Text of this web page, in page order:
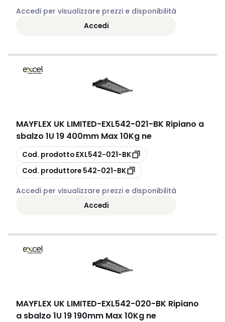
Accedi per visualizzare prezzi e disponibilità
Accedi
MAYFLEX UK LIMITED-EXL542-021-BK Ripiano a
sbalzo 1U 19 400mm Max 10Kg ne
copia
Cod. prodotto EXL542-021-BK
copia
Cod. produttore 542-021-BK
Accedi per visualizzare prezzi e disponibilità
Accedi
MAYFLEX UK LIMITED-EXL542-020-BK Ripiano
a sbalzo 1U 19 190mm Max 10Kg ne